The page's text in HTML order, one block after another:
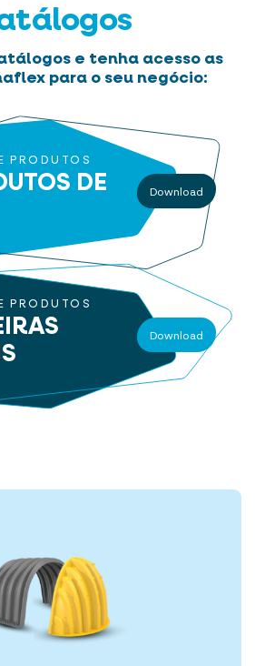
e tenha acesso as
para o seu negócio:
PRODUTOS
DE
Download
PRODUTOS
Download